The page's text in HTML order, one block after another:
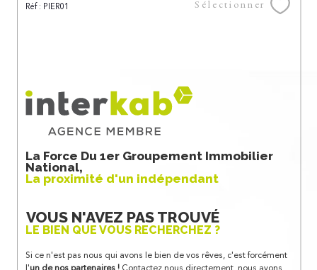
Réf : PIER01 Sélectionner
La Force Du 1er Groupement Immobilier
National,
La proximité d'un indépendant
VOUS N'AVEZ PAS TROUVÉ
LE BIEN QUE VOUS RECHERCHEZ ?
Si ce n'est pas nous qui avons le bien de vos rêves, c'est forcément
l'un de nos partenaires ! Contactez nous directement, nous avons